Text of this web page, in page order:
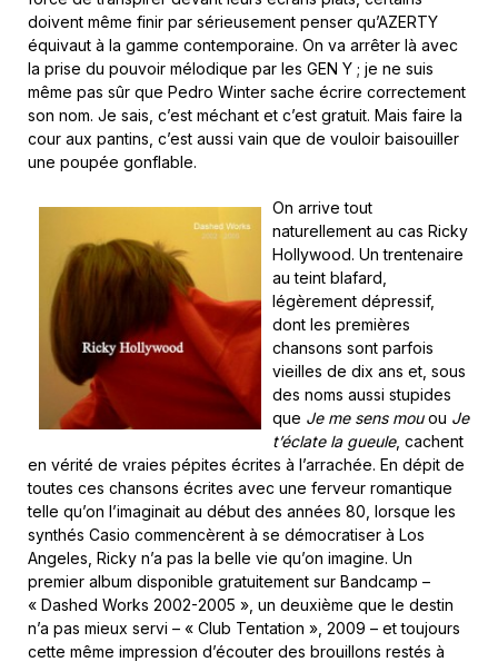
doivent même finir par sérieusement penser qu’AZERTY
équivaut à la gamme contemporaine. On va arrêter là avec
la prise du pouvoir mélodique par les GEN Y ; je ne suis
même pas sûr que Pedro Winter sache écrire correctement
son nom. Je sais, c’est méchant et c’est gratuit. Mais faire la
cour aux pantins, c’est aussi vain que de vouloir baisouiller
une poupée gonflable.
On arrive tout
naturellement au cas Ricky
Hollywood. Un trentenaire
au teint blafard,
légèrement dépressif,
dont les premières
chansons sont parfois
vieilles de dix ans et, sous
des noms aussi stupides
que Je me sens mouou Je
t’éclate la gueule, cachent
en vérité de vraies pépites écrites à l’arrachée. En dépit de
toutes ces chansons écrites avec une ferveur romantique
telle qu’on l’imaginait au début des années 80, lorsque les
synthés Casio commencèrent à se démocratiser à Los
Angeles, Ricky n’a pas la belle vie qu’on imagine. Un
premier album disponible gratuitement sur Bandcamp –
« Dashed Works 2002-2005 », un deuxième que le destin
n’a pas mieux servi – « Club Tentation », 2009 – et toujours
cette même impression d’écouter des brouillons restés à